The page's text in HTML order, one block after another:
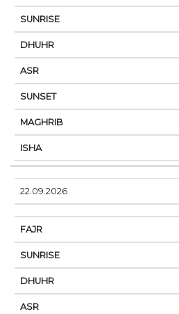
22.09.2026